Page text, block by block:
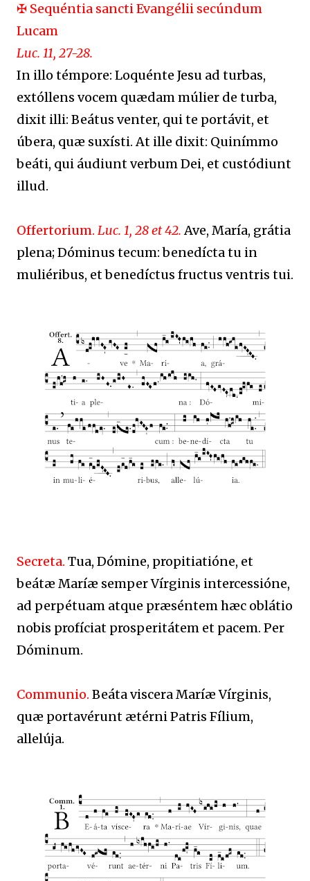
✠ Sequéntia sancti Evangélii secúndum
Lucam
Luc. 11, 27-28.
In illo témpore: Loquénte Jesu ad turbas,
extóllens vocem quædam múlier de turba,
dixit illi: Beátus venter, qui te portávit, et
úbera, quæ suxísti. At ille dixit: Quinímmo
beáti, qui áudiunt verbum Dei, et custódiunt
illud.
Offertorium. Luc. 1, 28 et 42.Ave, María, grátia
plena; Dóminus tecum: benedícta tu in
muliéribus, et benedíctus fructus ventris tui.
Secreta. Tua, Dómine, propitiatióne, et
beátæ Maríæ semper Vírginis intercessióne,
ad perpétuam atque præséntem hæc oblátio
nobis profíciat prosperitátem et pacem. Per
Dóminum.
Communio. Beáta viscera Maríæ Vírginis,
quæ portavérunt ætérni Patris Fílium,
allelúja.